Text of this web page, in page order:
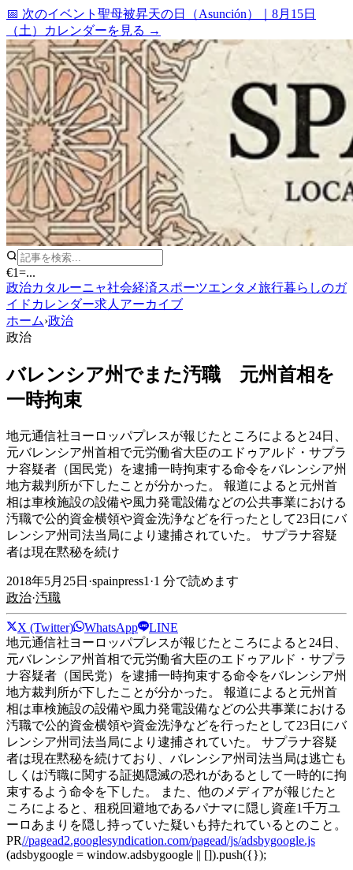
📅 次のイベント 聖母被昇天の日（Asunción）
8月15日
（土）
カレンダーを見る →
€1=...
政治カタルーニャ社会経済スポーツエンタメ旅行暮らしのガ
イド カレンダー求人 アーカイブ
ホーム›政治
政治
バレンシア州でまた汚職 元州首相を
一時拘束
地元通信社ヨーロッパプレスが報じたところによると24日、
元バレンシア州首相で元労働省大臣のエドゥアルド・サプラ
ナ容疑者（国民党）を逮捕一時拘束する命令をバレンシア州
地方裁判所が下したことが分かった。 報道によると元州首
相は車検施設の設備や風力発電設備などの公共事業における
汚職で公的資金横領や資金洗浄などを行ったとして23日にバ
レンシア州司法当局により逮捕されていた。 サプラナ容疑
者は現在黙秘を続け
2018年5月25日 ·spainpress1 ·1 分で読めます
政治·汚職
X (Twitter) WhatsApp
LINE
地元通信社ヨーロッパプレスが報じたところによると24日、
元バレンシア州首相で元労働省大臣のエドゥアルド・サプラ
ナ容疑者（国民党）を逮捕一時拘束する命令をバレンシア州
地方裁判所が下したことが分かった。 報道によると元州首
相は車検施設の設備や風力発電設備などの公共事業における
汚職で公的資金横領や資金洗浄などを行ったとして23日にバ
レンシア州司法当局により逮捕されていた。 サプラナ容疑
者は現在黙秘を続けており、バレンシア州司法当局は逃亡も
しくは汚職に関する証拠隠滅の恐れがあるとして一時的に拘
束するよう命令を下した。 また、他のメディアが報じたと
ころによると、租税回避地であるパナマに隠し資産1千万ユ
ーロあまりを隠し持っていた疑いも持たれているとのこと。
PR//pagead2.googlesyndication.com/pagead/js/adsbygoogle.js
(adsbygoogle = window.adsbygoogle || []).push({});